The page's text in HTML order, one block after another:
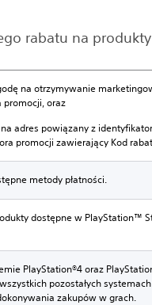
rabatu na
na otrzymywanie
promocji, oraz
adres powiązany z
promocji zawierający Kod
metody płatności.
dostępne w PlayStation™
PlayStation®4 oraz
pozostałych
zakupów w grach.